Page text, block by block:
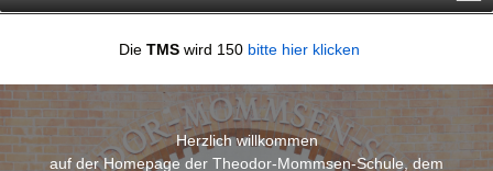
Die TMS wird 150 bitte hier klicken
Herzlich willkommen
auf der Homepage der Theodor-Mommsen-Schule, dem